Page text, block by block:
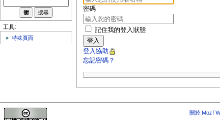
密碼
記住我的登入狀態
登入
登入協助
忘記密碼？
工具:
特殊頁面
關於